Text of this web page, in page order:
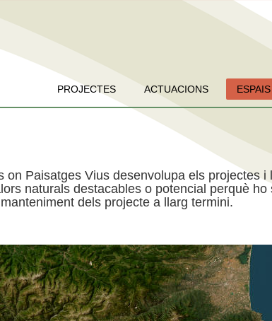
PROJECTES ACTUACIONS
on Paisatges Vius desenvolupa els projectes i
naturals destacables o potencial perquè ho
dels projecte a llarg termini.